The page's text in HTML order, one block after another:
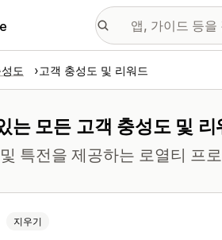
도 고객 충성도 및 리워드
는 모든 고객 충성도 및 리
특전을 제공하는 로열티 프
지우기